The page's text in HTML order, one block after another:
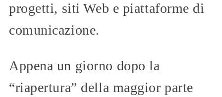
progetti, siti Web e piattaforme di
comunicazione.
Appena un giorno dopo la
“riapertura” della maggior parte